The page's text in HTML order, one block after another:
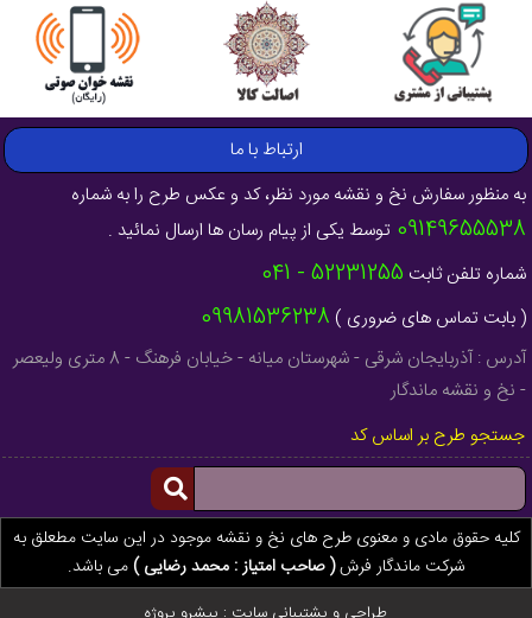
ارتباط با ما
به منظور سفارش نخ و نقشه مورد نظر، کد و عکس طرح را به شماره
09149655538 توسط یکی از پیام رسان ها ارسال نمائید .
شماره تلفن ثابت 52231255 - 041
( بابت تماس های ضروری ) 09981536238
آدرس : آذربایجان شرقی - شهرستان میانه - خیابان فرهنگ - 8 متری ولیعصر
- نخ و نقشه ماندگار
جستجو طرح بر اساس کد
کلیه حقوق مادی و معنوی طرح های نخ و نقشه موجود در این سایت مطعلق به
شرکت ماندگار فرش( صاحب امتیاز : محمد رضایی )می باشد.